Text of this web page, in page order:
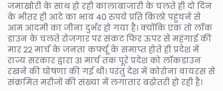
जमाखोरी के साथ हो रही कालाबाजारी के चलते ही दो दिन
के भीतर ही आटे का भाव 40 रुपये प्रति किलो पहुंचने से
आम आदमी का जीना दुर्भर हो गया है। क्योंकि एक तो लॉक
डाउन के चलते रोजगार पर संकट फिर ऊपर से महंगाई की
मार 22 मार्च के जनता कर्फ्यू के समाप्त होते ही प्रदेश में
राज्य सरकार द्वारा 31 मार्च तक पूरे प्रदेश को लॉकडाउन
रखने की घोषणा की गई थी। परंतु देश में कोरोना वायरस से
संक्रमित मरीजों की संख्या में लगातार बढ़ोतरी हो रही है।